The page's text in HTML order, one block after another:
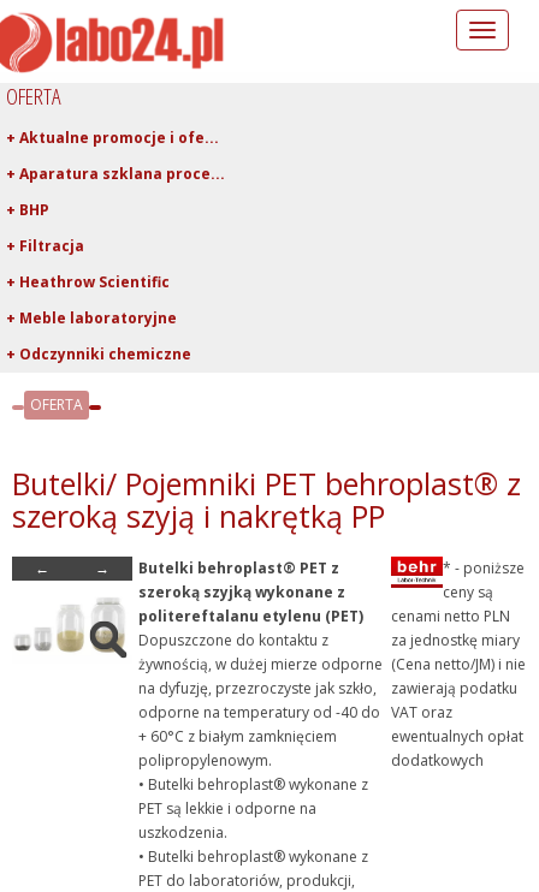
Toggle
OFERTA
+ Aktualne promocje i ofe...
+ Aparatura szklana proce...
+ BHP
+ Filtracja
+ Heathrow Scientific
+ Meble laboratoryjne
+ Odczynniki chemiczne
+ Pipetowanie i dawkowani...
+ Plastiki laboratoryjne
+ Rury, pręty, kapilary ...
+ Szkło kwarcowe
+ Szkło laboratoryjne
+ Termometry / Areometry
+ Urządzenia laboratoryj...
+ Wyroby metalowe
+ Wyroby z gumy, drewna, ...
+ Z przymrużeniem oka
OFERTA
Butelki/ Pojemniki PET behroplast® z
szeroką szyją i nakrętką PP
← →
Butelki behroplast® PET z
szeroką szyjką wykonane z
politereftalanu etylenu (PET)
Dopuszczone do kontaktu z
żywnością, w dużej mierze odporne
na dyfuzję, przezroczyste jak szkło,
odporne na temperatury od -40 do
+ 60°C z białym zamknięciem
polipropylenowym.
• Butelki behroplast® wykonane z
PET są lekkie i odporne na
uszkodzenia.
• Butelki behroplast® wykonane z
PET do laboratoriów, produkcji,
* - poniższe
ceny są
cenami netto PLN
za jednostkę miary
(Cena netto/JM) i nie
zawierają podatku
VAT oraz
ewentualnych opłat
dodatkowych